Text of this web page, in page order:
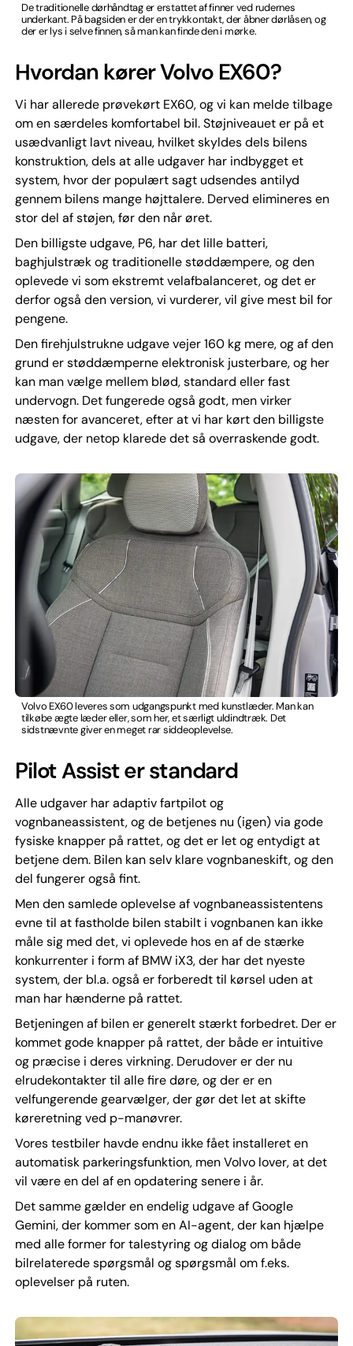
De traditionelle dørhåndtag er erstattet af finner ved rudernes
underkant. På bagsiden er der en trykkontakt, der åbner dørlåsen, og
der er lys i selve finnen, så man kan finde den i mørke.
Hvordan kører Volvo EX60?
Vi har allerede prøvekørt EX60, og vi kan melde tilbage
om en særdeles komfortabel bil. Støjniveauet er på et
usædvanligt lavt niveau, hvilket skyldes dels bilens
konstruktion, dels at alle udgaver har indbygget et
system, hvor der populært sagt udsendes antilyd
gennem bilens mange højttalere. Derved elimineres en
stor del af støjen, før den når øret.
Den billigste udgave, P6, har det lille batteri,
baghjulstræk og traditionelle støddæmpere, og den
oplevede vi som ekstremt velafbalanceret, og det er
derfor også den version, vi vurderer, vil give mest bil for
pengene.
Den firehjulstrukne udgave vejer 160 kg mere, og af den
grund er støddæmperne elektronisk justerbare, og her
kan man vælge mellem blød, standard eller fast
undervogn. Det fungerede også godt, men virker
næsten for avanceret, efter at vi har kørt den billigste
udgave, der netop klarede det så overraskende godt.
Volvo EX60 leveres som udgangspunkt med kunstlæder. Man kan
tilkøbe ægte læder eller, som her, et særligt uldindtræk. Det
sidstnævnte giver en meget rar siddeoplevelse.
Pilot Assist er standard
Alle udgaver har adaptiv fartpilot og
vognbaneassistent, og de betjenes nu (igen) via gode
fysiske knapper på rattet, og det er let og entydigt at
betjene dem. Bilen kan selv klare vognbaneskift, og den
del fungerer også fint.
Men den samlede oplevelse af vognbaneassistentens
evne til at fastholde bilen stabilt i vognbanen kan ikke
måle sig med det, vi oplevede hos en af de stærke
konkurrenter i form af BMW iX3, der har det nyeste
system, der bl.a. også er forberedt til kørsel uden at
man har hænderne på rattet.
Betjeningen af bilen er generelt stærkt forbedret. Der er
kommet gode knapper på rattet, der både er intuitive
og præcise i deres virkning. Derudover er der nu
elrudekontakter til alle fire døre, og der er en
velfungerende gearvælger, der gør det let at skifte
køreretning ved p-manøvrer.
Vores testbiler havde endnu ikke fået installeret en
automatisk parkeringsfunktion, men Volvo lover, at det
vil være en del af en opdatering senere i år.
Det samme gælder en endelig udgave af Google
Gemini, der kommer som en AI-agent, der kan hjælpe
med alle former for talestyring og dialog om både
bilrelaterede spørgsmål og spørgsmål om f.eks.
oplevelser på ruten.